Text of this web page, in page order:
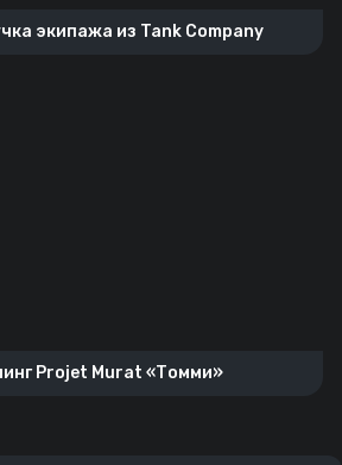
экипажа из Tank Company
Projet Murat «Томми»